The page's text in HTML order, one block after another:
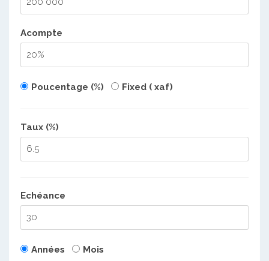
Acompte
Poucentage (%) Fixed ( xaf)
Taux (%)
Echéance
Années Mois